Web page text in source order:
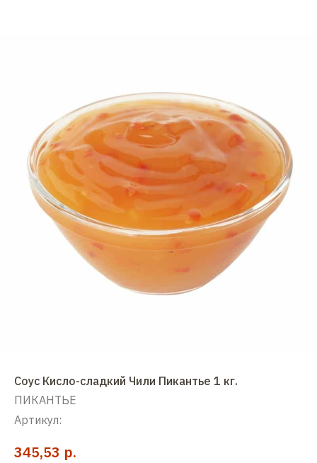
Соус Кисло-сладкий Чили Пикантье 1 кг.
ПИКАНТЬЕ
Артикул:
345,53 р.